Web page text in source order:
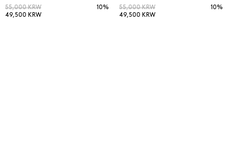
55,000 KRW
49,500 KRW
10%
55,000 KRW
49,500 KRW
10%